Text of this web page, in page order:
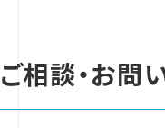
ご相談・お問